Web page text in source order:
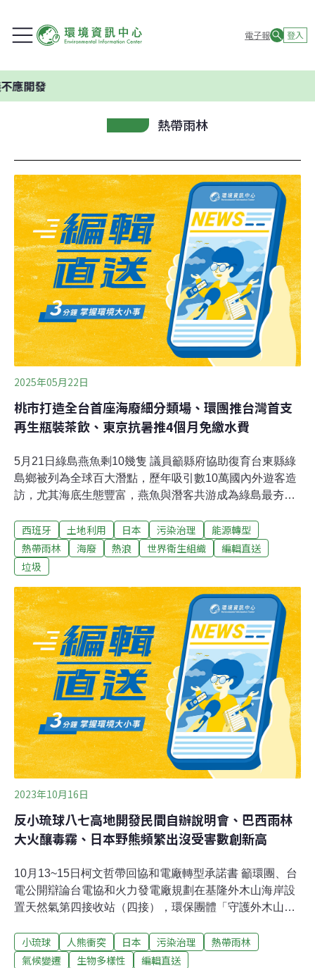
電子報 登入
熱帶雨林
2025年05月22日
桃市打造全台首座海廢細分類場、環團推台灣首支
再生瓶裝茶飲、東京抗暑推4個月免繳水費
5月21日綠島燕魚剩10幾隻 議員籲縣府協助復育台東縣綠
島鄉被列為全球百大潛點，歷年吸引數10萬國內外遊客造
訪，尤其海底生態豐富，燕魚與潛客共游成為綠島最夯的
10幾隻，議員呼籲縣府協助復育。農業處表示，去年曾放
流近1800尾魚苗，會向漁業署及海漁基金會爭取協助復
育。 （中央社報導）桃市府打造全台第1座海廢細分類場
落腳桃園環科研發大樓桃園市長張善政今（21）日宣布7
月將於觀音區桃園環科研發大樓，啟用全台第1座海廢細
分類場，同時推動成立藍海循環再生聯盟，將處理後的海
廢做成紡織品、建材、鍵盤等產品。海資處表示，細分場
可將來自桃園海岸清潔、淨灘行動及環保艦隊所收集的可
回收海廢物，透過分類與前處理，也可有效解決過去多點
貯存與運輸帶來的空間壓力與碳排放問題。（自由時報報
導）
西班牙 土地利用 日本 污染治理
能源轉型
熱帶雨林
海廢 熱浪 世界衛生組織
編輯直送
垃圾
2023年10月16日
反小琉球八七高地開發民間自辦說明會、巴西雨林
大火釀毒霧、日本野熊頻繁出沒受害數創新高
10月13~15日柯文哲帶回協和電廠轉型承諾書 籲環團、台
電公開辯論台電協和火力發電廠規劃在基隆外木山海岸設
置天然氣第四接收站（四接），環保團體「守護外木山行
於「四接」的態度，民眾黨主席柯文哲應邀出席，但未當
場簽署承諾書、表示會帶回研究，他認為環團、台電應坐
小琉球 人熊衝突 日本 污染治理
熱帶雨林
氣候變遷
生物多樣性 編輯直送